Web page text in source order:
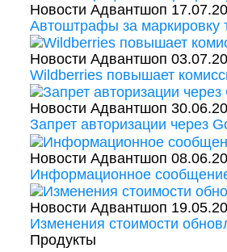
Новости Адвантшоп
Автоштрафы за маркировку
Новости Адвантшоп
Wildberries повышает
Новости Адвантшоп
Запрет авторизации через
Новости Адвантшоп
Информационное
Новости Адвантшоп
Изменения стоимости
Продукты